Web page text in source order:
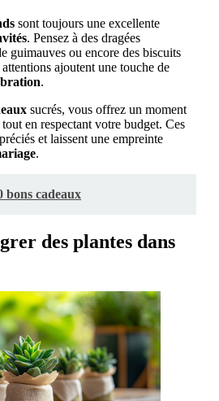
sont toujours une excellente
. Pensez à des dragées
guimauves ou encore des biscuits
ajoutent une touche de
.
sucrés, vous offrez un moment
tout en respectant votre budget. Ces
et laissent une empreinte
.
bons cadeaux
des plantes dans